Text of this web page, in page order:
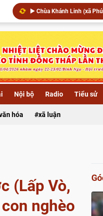
Chùa Khánh Linh (xã Phú
▶️ Đêm hoa đăng kính
Xã Lai Vung: Chùa Hội
Nội bộ Radio Tiểu sử
hóa xã luận
(Lấp Vò,
nghèo